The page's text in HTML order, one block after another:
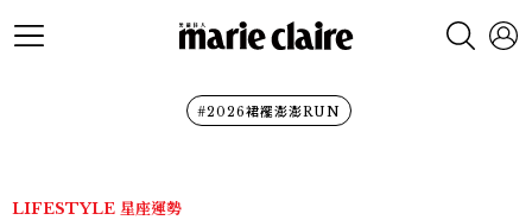
#2026裙襬澎澎RUN
LIFESTYLE 星座運勢